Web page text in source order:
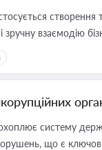
зручну взаємодію
систему
що є